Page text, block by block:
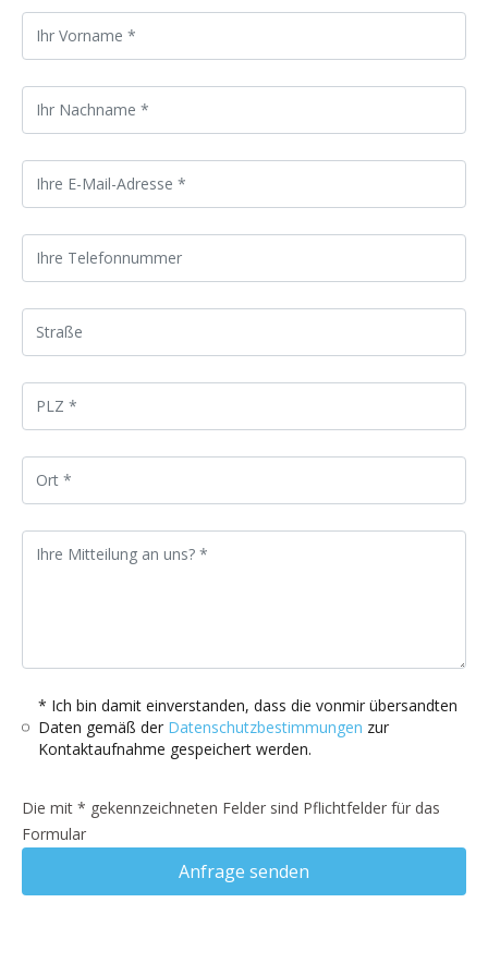
* Ich bin damit einverstanden, dass die vonmir übersandten
Daten gemäß der Datenschutzbestimmungen zur
Kontaktaufnahme gespeichert werden.
Die mit * gekennzeichneten Felder sind Pflichtfelder für das
Formular
Anfrage senden